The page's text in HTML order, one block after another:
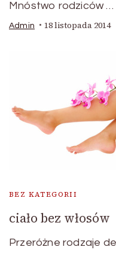
Mnóstwo rodziców …
Admin 18 listopada 2014
BEZ KATEGORII
ciało bez włosów
Przeróżne rodzaje